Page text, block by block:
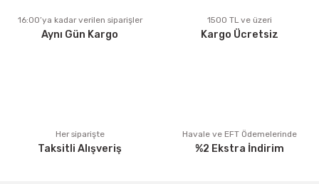
Ürün fiyatı diğer sitelerden daha pahalı.
Bu ürüne benzer farklı alternatifler olmalı.
16:00’ya kadar verilen siparişler
Aynı Gün Kargo
1500 TL ve üzeri
Kargo Ücretsiz
Her siparişte
Taksitli Alışveriş
Havale ve EFT Ödemelerinde
%2 Ekstra İndirim